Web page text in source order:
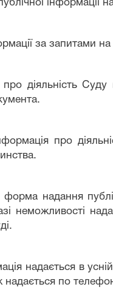
інформації
за запитами
діяльність
про
надання
неможливості
надається в
надається по